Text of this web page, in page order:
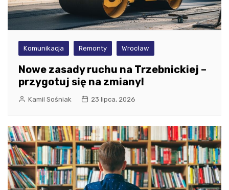
Komunikacja Remonty Wrocław
Nowe zasady ruchu na Trzebnickiej –
przygotuj się na zmiany!
Kamil Sośniak 23 lipca, 2026